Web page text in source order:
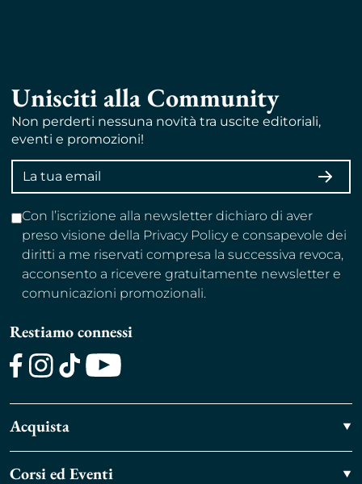
Unisciti alla Community
Non perderti nessuna novità tra uscite editoriali,
eventi e promozioni!
Indirizzo
email
Con l’iscrizione alla newsletter dichiaro di aver
preso visione della Privacy Policy e consapevole dei
diritti a me riservati compresa la successiva revoca,
acconsento a ricevere gratuitamente newsletter e
comunicazioni promozionali.
Restiamo connessi
Acquista
Corsi ed Eventi